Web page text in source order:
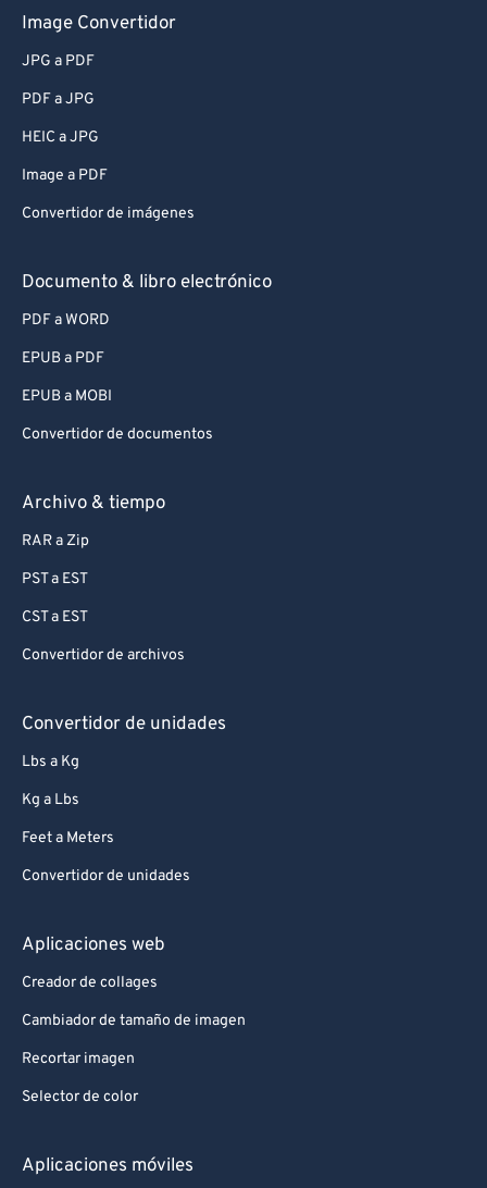
Image Convertidor
JPG a PDF
PDF a JPG
HEIC a JPG
Image a PDF
Convertidor de imágenes
Documento & libro electrónico
PDF a WORD
EPUB a PDF
EPUB a MOBI
Convertidor de documentos
Archivo & tiempo
RAR a Zip
PST a EST
CST a EST
Convertidor de archivos
Convertidor de unidades
Lbs a Kg
Kg a Lbs
Feet a Meters
Convertidor de unidades
Aplicaciones web
Creador de collages
Cambiador de tamaño de imagen
Recortar imagen
Selector de color
Aplicaciones móviles